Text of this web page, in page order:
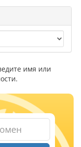
имя или